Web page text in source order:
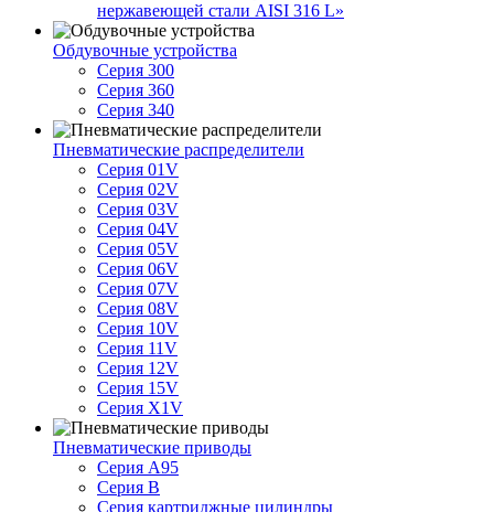
нержавеющей стали AISI 316 L»
Обдувочные устройства
Серия 300
Серия 360
Серия 340
Пневматические распределители
Серия 01V
Серия 02V
Серия 03V
Серия 04V
Серия 05V
Серия 06V
Серия 07V
Серия 08V
Серия 10V
Серия 11V
Серия 12V
Серия 15V
Серия X1V
Пневматические приводы
Серия A95
Серия B
Серия картриджные цилиндры